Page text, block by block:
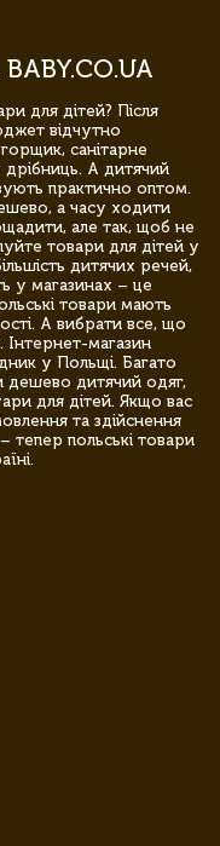
для дітей? Після
відчутно
санітарне
дрібниць. А дитячий
практично оптом.
а часу ходити
але так, щоб не
товари для дітей у
дитячих речей,
у магазинах – це
товари мають
А вибрати все, що
магазин
у Польщі. Багато
дешево дитячий одяг,
для дітей. Якщо вас
та здійснення
тепер польські товари